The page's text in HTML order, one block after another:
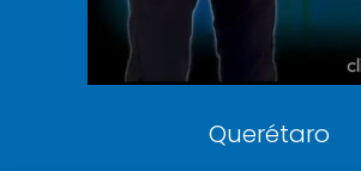
Aviso Oportuno
Consultas
Querétaro